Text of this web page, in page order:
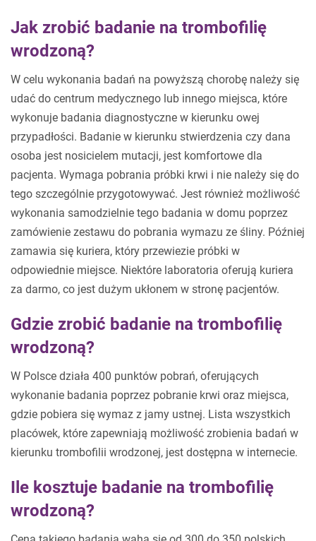
Jak zrobić badanie na trombofilię
wrodzoną?
W celu wykonania badań na powyższą chorobę należy się
udać do centrum medycznego lub innego miejsca, które
wykonuje badania diagnostyczne w kierunku owej
przypadłości. Badanie w kierunku stwierdzenia czy dana
osoba jest nosicielem mutacji, jest komfortowe dla
pacjenta. Wymaga pobrania próbki krwi i nie należy się do
tego szczególnie przygotowywać. Jest również możliwość
wykonania samodzielnie tego badania w domu poprzez
zamówienie zestawu do pobrania wymazu ze śliny. Później
zamawia się kuriera, który przewiezie próbki w
odpowiednie miejsce. Niektóre laboratoria oferują kuriera
za darmo, co jest dużym ukłonem w stronę pacjentów.
Gdzie zrobić badanie na trombofilię
wrodzoną?
W Polsce działa 400 punktów pobrań, oferujących
wykonanie badania poprzez pobranie krwi oraz miejsca,
gdzie pobiera się wymaz z jamy ustnej. Lista wszystkich
placówek, które zapewniają możliwość zrobienia badań w
kierunku trombofilii wrodzonej, jest dostępna w internecie.
Ile kosztuje badanie na trombofilię
wrodzoną?